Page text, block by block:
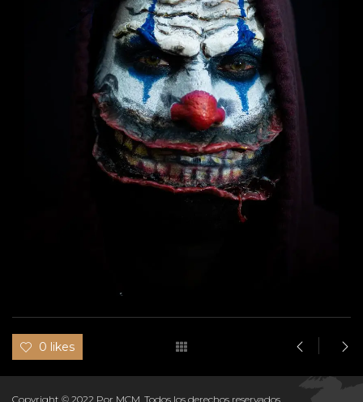
0 likes
Copyright © 2022 Por MCM. Todos los derechos reservados.